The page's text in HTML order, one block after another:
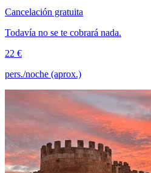
Cancelación gratuita
Todavía no se te cobrará nada.
22 €
pers./noche (aprox.)